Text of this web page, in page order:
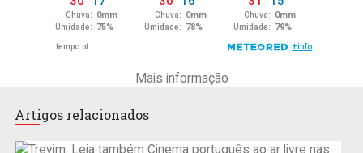
Mais informação
Artigos relacionados